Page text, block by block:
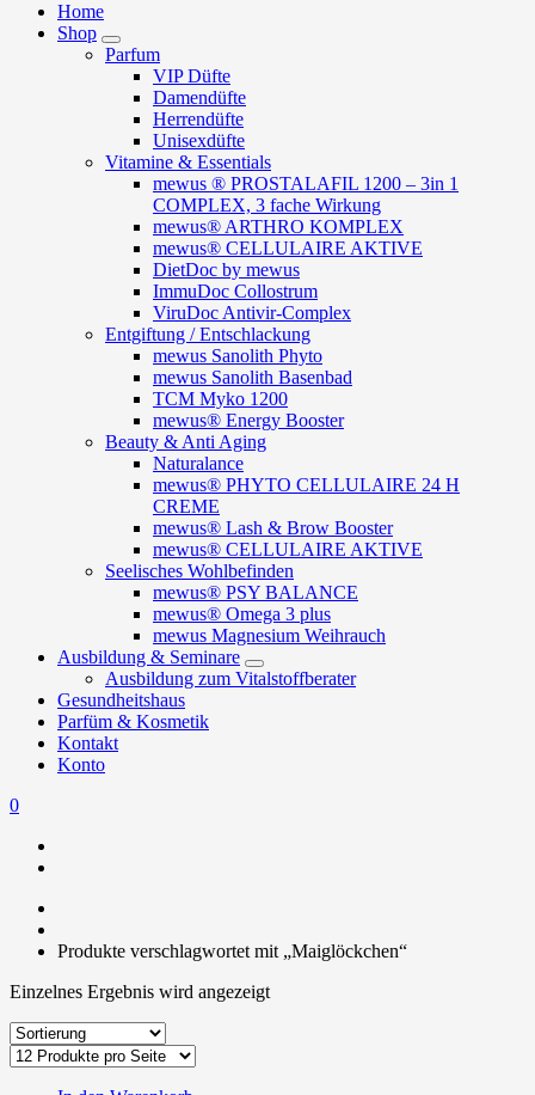
Home
Shop
Parfum
VIP Düfte
Damendüfte
Herrendüfte
Unisexdüfte
Vitamine & Essentials
mewus ® PROSTALAFIL 1200 – 3in 1
COMPLEX, 3 fache Wirkung
mewus® ARTHRO KOMPLEX
mewus® CELLULAIRE AKTIVE
DietDoc by mewus
ImmuDoc Collostrum
ViruDoc Antivir-Complex
Entgiftung / Entschlackung
mewus Sanolith Phyto
mewus Sanolith Basenbad
TCM Myko 1200
mewus® Energy Booster
Beauty & Anti Aging
Naturalance
mewus® PHYTO CELLULAIRE 24 H
CREME
mewus® Lash & Brow Booster
mewus® CELLULAIRE AKTIVE
Seelisches Wohlbefinden
mewus® PSY BALANCE
mewus® Omega 3 plus
mewus Magnesium Weihrauch
Ausbildung & Seminare
Ausbildung zum Vitalstoffberater
Gesundheitshaus
Parfüm & Kosmetik
Kontakt
Konto
0
Produkte verschlagwortet mit „Maiglöckchen“
Einzelnes Ergebnis wird angezeigt